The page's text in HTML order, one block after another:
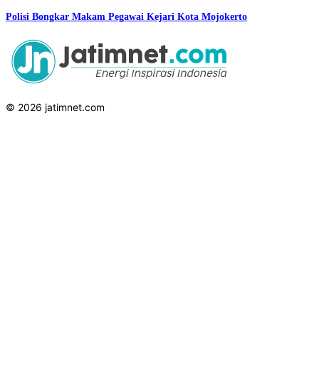
Polisi Bongkar Makam Pegawai Kejari Kota Mojokerto
© 2026 jatimnet.com